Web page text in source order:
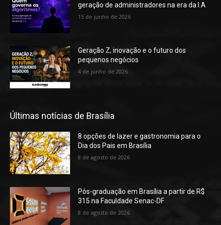
geração de administradores na era da I.A
15 de junho de 2026
Geração Z, inovação e o futuro dos
pequenos negócios
4 de junho de 2026
Últimas notícias de Brasília
8 opções de lazer e gastronomia para o
Dia dos Pais em Brasília
8 de agosto de 2026
Pós-graduação em Brasília a partir de R$
315 na Faculdade Senac-DF
8 de agosto de 2026